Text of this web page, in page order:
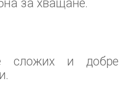
за хващане.
сложих и